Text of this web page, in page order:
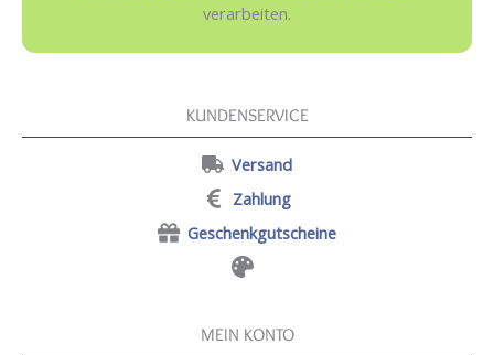
verarbeiten.
KUNDENSERVICE
Versand
Zahlung
Geschenkgutscheine
MEIN KONTO